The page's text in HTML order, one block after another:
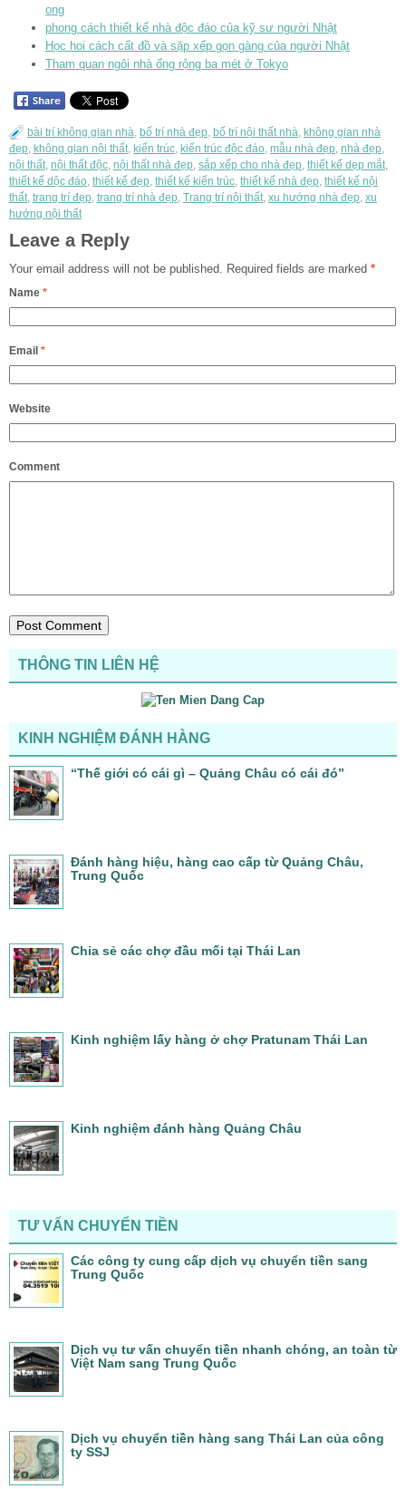
ong
phong cách thiết kế nhà độc đáo của kỹ sư người Nhật
Học hoi cách cất đồ và sặp xếp gọn gàng của người Nhật
Tham quan ngôi nhà ống rộng ba mét ở Tokyo
bài trí không gian nhà bố trí nhà đẹp bố trí nội thất nhà không gian nhà
đẹp không gian nội thất kiến trúc kiến trúc độc đáo mẫu nhà đẹp nhà đẹp
nội thất nội thất độc nội thất nhà đẹp sắp xếp cho nhà đẹp thiết kế dẹp mắt
thiết kế dộc đáo thiết kế đẹp thiết kế kiến trúc thiết kế nhà đẹp thiết kế nội
thất trang trí đẹp trang trí nhà đẹp Trang trí nội thất xu hướng nhà đẹp xu
hướng nội thất
Leave a Reply
Your email address will not be published. Required fields are marked *
Name *
Email *
Website
Comment
THÔNG TIN LIÊN HỆ
KINH NGHIỆM ĐÁNH HÀNG
“Thế giới có cái gì – Quảng Châu có cái đó”
Đánh hàng hiệu, hàng cao cấp từ Quảng Châu,
Trung Quốc
Chia sẻ các chợ đầu mối tại Thái Lan
Kinh nghiệm lấy hàng ở chợ Pratunam Thái Lan
Kinh nghiệm đánh hàng Quảng Châu
TƯ VẤN CHUYỂN TIỀN
Các công ty cung cấp dịch vụ chuyển tiền sang
Trung Quốc
Dịch vụ tư vấn chuyển tiền nhanh chóng, an toàn từ
Việt Nam sang Trung Quốc
Dịch vụ chuyển tiền hàng sang Thái Lan của công
ty SSJ